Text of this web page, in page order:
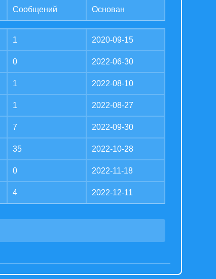
Сообщений Основан
1 2020-09-15
0 2022-06-30
1 2022-08-10
1 2022-08-27
7 2022-09-30
35 2022-10-28
0 2022-11-18
4 2022-12-11